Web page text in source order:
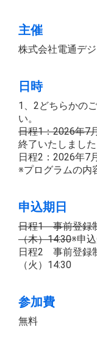
主催
株式会社電通デ
日時
1、2どちらかの
い。
日程1：2026年7
終了いたしました
日程2：2026年7
※プログラムの内
申込期日
日程1 事前登録
（木）14:30※申
日程2 事前登録
（火）14:30
参加費
無料